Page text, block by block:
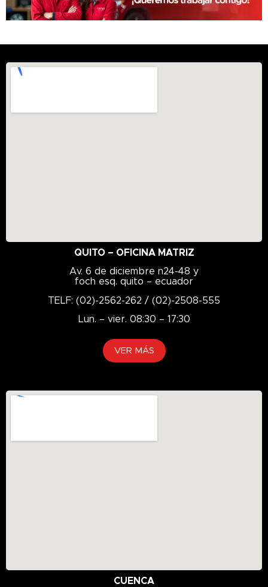
QUITO – OFICINA MATRIZ
Av. 6 de diciembre n24-48 y
foch esq. quito – ecuador
TELF: (02)-2562-262 / (02)-2508-555
Lun. – vier. 08:30 – 17:30
VER MÁS
CUENCA